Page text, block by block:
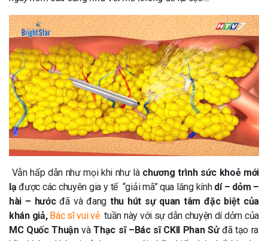
Vẫn hấp dẫn như mọi khi như là chương trình sức khoẻ mới
lạđược các chuyên gia y tế “giải mã” qua lăng kính dí – dỏm –
hài – hướcđã và đang thu hút sự quan tâm đặc biệt của
khán giả, Bác sĩ vui vẻtuần này với sự dẫn chuyện dí dỏm của
MC Quốc ThuậnvàThạc sĩ –Bác sĩ CKII Phan Sửđã tạo ra